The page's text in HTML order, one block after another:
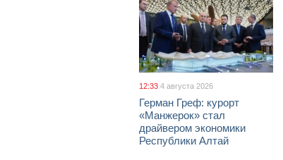
12:33 4 августа 2026
Герман Греф: курорт
«Манжерок» стал
драйвером экономики
Республики Алтай